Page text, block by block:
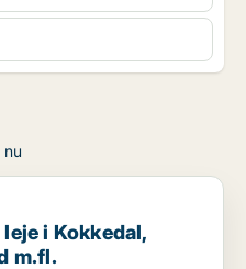
Helsinge eller Hillerød
i Kokkedal,
m.fl.